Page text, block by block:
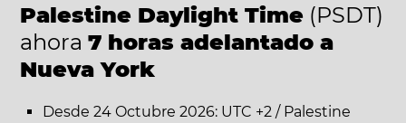
Palestine Daylight Time (PSDT)
ahora 7 horas adelantado a
Nueva York
Desde 24 Octubre 2026: UTC +2 / Palestine